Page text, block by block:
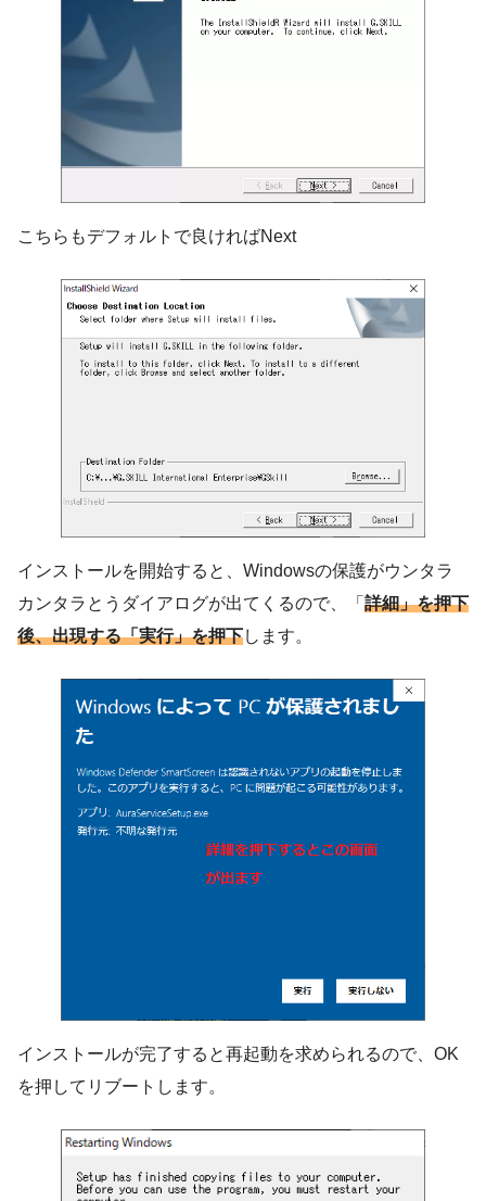
こちらもデフォルトで良ければNext
インストールを開始すると、Windowsの保護がウンタラ
カンタラとうダイアログが出てくるので、「 詳細」を押下
後、出現する「実行」を押下します。
インストールが完了すると再起動を求められるので、OK
を押してリブートします。